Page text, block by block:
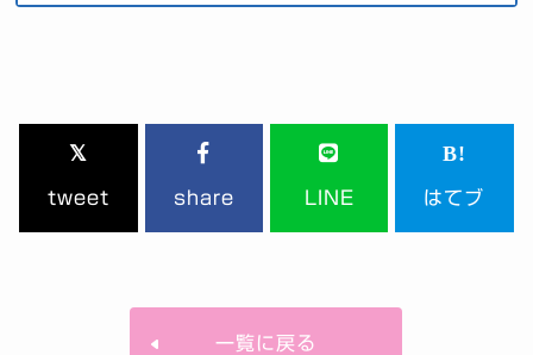
tweet share LINE はてブ
一覧に戻る